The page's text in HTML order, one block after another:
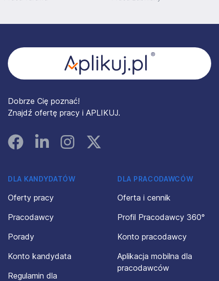
Dobrze Cię poznać!
Znajdź ofertę pracy i APLIKUJ.
FacebookLinked InInstagramInstagram
DLA KANDYDATÓW
Oferty pracy
Pracodawcy
Porady
Konto kandydata
Regulamin dla
DLA PRACODAWCÓW
Oferta i cennik
Profil Pracodawcy 360°
Konto pracodawcy
Aplikacja mobilna dla
pracodawców